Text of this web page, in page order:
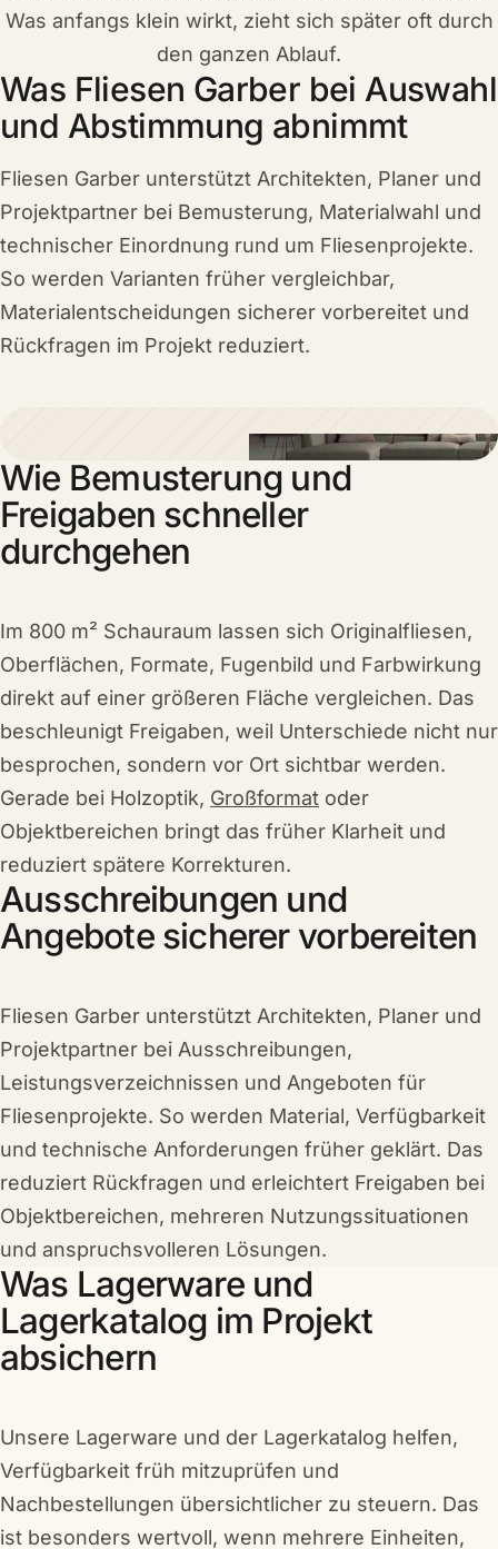
Was anfangs klein wirkt, zieht sich später oft durch
den ganzen Ablauf.
Was Fliesen Garber bei Auswahl
und Abstimmung abnimmt
Fliesen Garber unterstützt Architekten, Planer und
Projektpartner bei Bemusterung, Materialwahl und
technischer Einordnung rund um Fliesenprojekte.
So werden Varianten früher vergleichbar,
Materialentscheidungen sicherer vorbereitet und
Rückfragen im Projekt reduziert.
Wie Bemusterung und
Freigaben schneller
durchgehen
Im 800 m² Schauraum lassen sich Originalfliesen,
Oberflächen, Formate, Fugenbild und Farbwirkung
direkt auf einer größeren Fläche vergleichen. Das
beschleunigt Freigaben, weil Unterschiede nicht nur
besprochen, sondern vor Ort sichtbar werden.
Gerade bei Holzoptik, Großformat oder
Objektbereichen bringt das früher Klarheit und
reduziert spätere Korrekturen.
Ausschreibungen und
Angebote sicherer vorbereiten
Fliesen Garber unterstützt Architekten, Planer und
Projektpartner bei Ausschreibungen,
Leistungsverzeichnissen und Angeboten für
Fliesenprojekte. So werden Material, Verfügbarkeit
und technische Anforderungen früher geklärt. Das
reduziert Rückfragen und erleichtert Freigaben bei
Objektbereichen, mehreren Nutzungssituationen
und anspruchsvolleren Lösungen.
Was Lagerware und
Lagerkatalog im Projekt
absichern
Unsere Lagerware und der Lagerkatalog helfen,
Verfügbarkeit früh mitzuprüfen und
Nachbestellungen übersichtlicher zu steuern. Das
ist besonders wertvoll, wenn mehrere Einheiten,